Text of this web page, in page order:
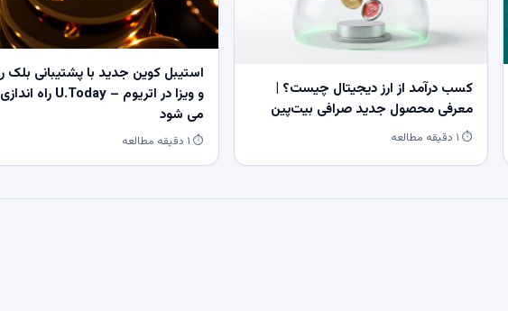
کسب درآمد از ارز دیجیتال چیست؟ |
معرفی محصول جدید صرافی بیت‌پین
⏱ ۱ دقیقه مطالعه
استیبل کوین جدید با پشتیبانی بلک
و ویزا در اتریوم – U.Today راه اندازی
می شود
⏱ ۱ دقیقه مطالعه